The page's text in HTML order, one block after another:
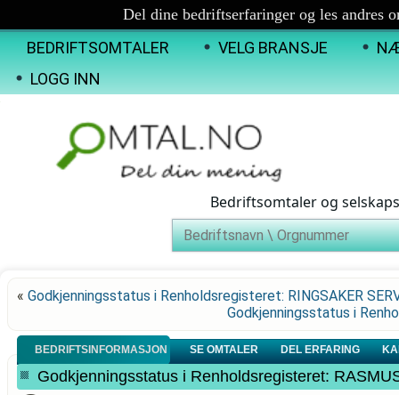
Del dine bedriftserfaringer og les andres
BEDRIFTSOMTALER VELG BRANSJE
LOGG INN
Bedriftsomtaler og
« Godkjenningsstatus i Renholdsregisteret: RINGSAKER
Godkjenningsstatus i
BEDRIFTSINFORMASJON SE OMTALER DEL ERFARING
Godkjenningsstatus i Renholdsregisteret: